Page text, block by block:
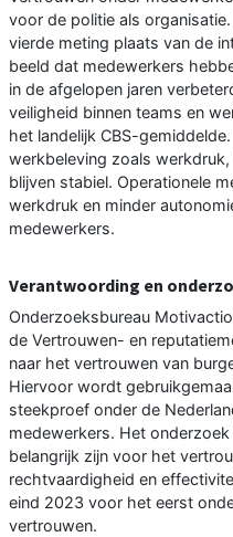
voor de politie als
vierde meting plaats van de
beeld dat medewerkers
in de afgelopen jaren
veiligheid binnen teams en
het landelijk CBS-
werkbeleving zoals
blijven stabiel. Operationele
werkdruk en minder
medewerkers.
Verantwoording en
Onderzoeksbureau
de Vertrouwen- en
naar het vertrouwen van
Hiervoor wordt
steekproef onder de
medewerkers. Het
belangrijk zijn voor het
rechtvaardigheid en
eind 2023 voor het eerst
vertrouwen.